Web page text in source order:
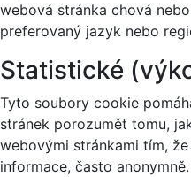
webová stránka chová
preferovaný jazyk nebo
Statistické
Tyto soubory cookie
stránek porozumět tomu,
webovými stránkami tím,
informace, často anonymně.